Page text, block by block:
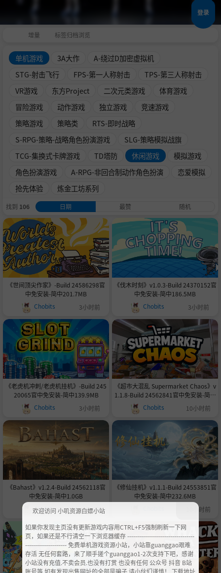
登录
增量 标签归档浏览
单机游戏 3A大作
A-绕过D加密虚拟机
STG-射击飞行
FPS-第一人称射击
TPS-第三人称射击
VR游戏
东方Project 二次元类游戏
体育游戏
冒险游戏
动作游戏 独立游戏
竞速游戏
策略游戏
策略类
RTS-即时战略
S-RPG-策略-战略角色扮演游戏
SLG-策略模拟战旗
TCG-集换式卡牌游戏
TD塔防 休闲游戏
模拟游戏
角色扮演游戏
A-RPG-非回合制动作角色扮演
恋爱模拟
抢先体验
炼金工坊系列
找到 106 日期 最赞 随机
《世间顶尖作家》-Build 24586298官
中免安装-简中201.7MB
Chobits
3小时前
《伐木时刻》v1.0.3-Build 24370152官
中免安装-简中186.5MB
Chobits
3小时前
《老虎机冲刺/老虎机挂机》-Build 245
20065官中免安装-简中139.9MB
Chobits
3小时前
《超市大混乱 Supermarket Chaos》v
1.1.8-Build 24562841官中免安装-简中
3.1GB
Chobits 10小时前
《Bahast》v1.2.4-Build 24562118官
中免安装-简中1.0GB
Chobits
10小时前
《修仙挂机》v1.1.1-Build 24553851官
中免安装-简中232.6MB
10小时前
欢迎访问 小叽资源白嫖小站
如果你发现主页没有更新游戏内容用CTRL+F5强制刷新一下网
页，如果还是不行清空一下浏览器缓存 ----------------------------------
--------------------- 免费单机游戏资源小站，小站靠guanggao艰难
存活 无任何套路，来了顺手搓个guanggao1-2次支持下吧，感谢
小站没有充值.不卖会员.也没有打赏 也没有任何 公众号 抖音 B站
账号等,如有发现出售网址的全部是骗子,请小伙们谨慎！ 下载地址